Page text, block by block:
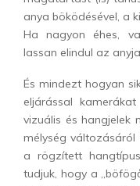
anya böködésével, a
Ha nagyon éhes,
lassan elindul az
És mindezt hogyan
eljárással
vizuális és hangjelek
mélység
a rögzített
tudjuk, hogy a